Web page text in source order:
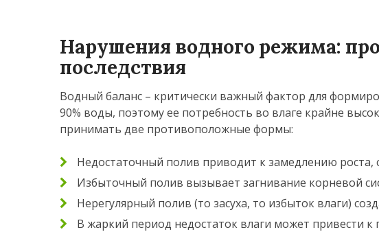
Нарушения водного режима:
последствия
Водный баланс – критически важный фактор для
90% воды, поэтому ее потребность во влаге крайне
принимать две противоположные формы:
Недостаточный полив приводит к замедлению роста,
Избыточный полив вызывает загнивание корневой
Нерегулярный полив (то засуха, то избыток влаги)
В жаркий период недостаток влаги может привести